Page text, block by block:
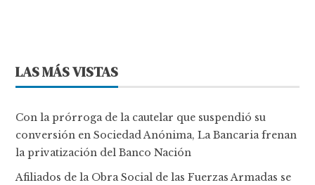
LAS MÁS VISTAS
Con la prórroga de la cautelar que suspendió su
conversión en Sociedad Anónima, La Bancaria frenan
la privatización del Banco Nación
Afiliados de la Obra Social de las Fuerzas Armadas se